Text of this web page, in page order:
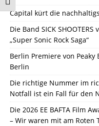
Schrift vergrößern
Capital kürt die
Die Band SICK
„Super Sonic Rock Saga“
Berlin Premiere von
Berlin
Die richtige Nummer im
Notfall ist ein Fall für den
Die 2026 EE BAFTA Film
– Wir waren mit am Roten